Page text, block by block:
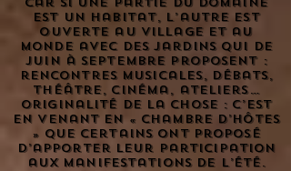
est un habitat, l’autre est
ouverte au village et au
monde avec des jardins qui de
juin à septembre proposent :
rencontres musicales, débats,
théâtre, cinéma, ateliers…
originalité de la chose : c’est
en venant en « chambre d’hôtes
» que certains ont proposé
d’apporter leur participation
aux manifestations de l’été.